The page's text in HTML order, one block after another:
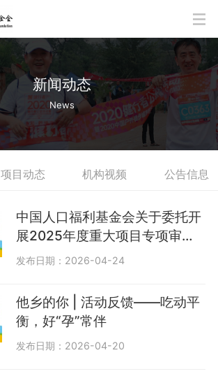
新闻动态
News
项目动态 机构视频 公告信息
中国人口福利基金会关于委托开
展2025年度重大项目专项审计
需求的评审公告
发布日期：2026-04-24
他乡的你 | 活动反馈——吃动平
衡，好“孕”常伴
发布日期：2026-04-20